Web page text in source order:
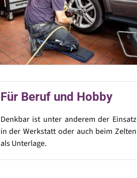
Für Beruf und Hobby
Denkbar ist unter anderem der Einsatz
in der Werkstatt oder auch beim Zelten
als Unterlage.